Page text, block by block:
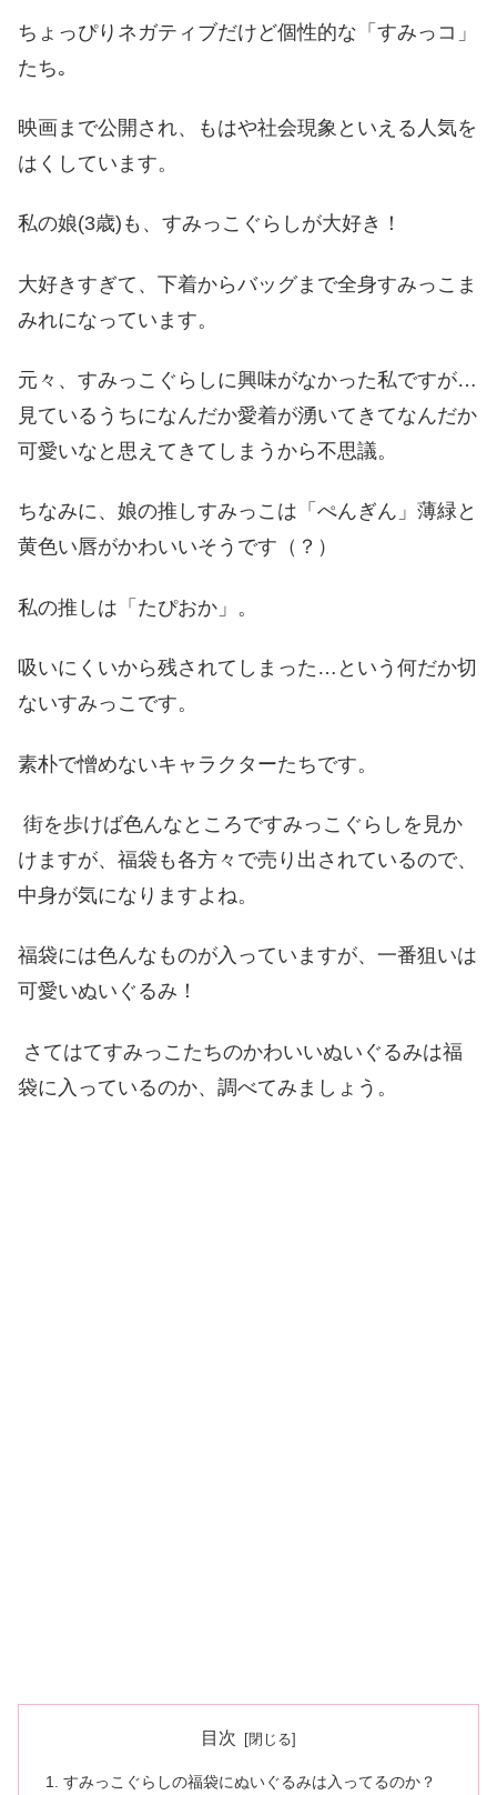
ちょっぴりネガティブだけど個性的な「 すみっコ」
たち｡
映画まで公開され、もはや社会現象といえる人気を
はくしています。
私の娘(3歳) も、すみっこぐらしが大好き！
大好きすぎて、下着からバッグまで全身すみっこま
みれになっています。
元々、すみっこぐらしに興味がなかった私ですが…
見ているうちになんだか愛着が湧いてきてなんだか
可愛いなと思えてきてしまうから不思議。
ちなみに、娘の推しすみっこは「 ぺんぎん」 薄緑と
黄色い唇がかわいいそうです（？）
私の推しは「 たぴおか」 。
吸いにくいから残されてしまった … という何だか切
ないすみっこです。
素朴で憎めないキャラクターたちです。
街を歩けば色んなところですみっこぐらしを見か
けますが、福袋も各方々で売り出されているので、
中身が気になりますよね。
福袋には色んなものが入っていますが、一番狙いは
可愛いぬいぐるみ！
さてはてすみっこたちのかわいいぬいぐるみは福
袋に入っているのか、調べてみましょう。
目次
すみっこぐらしの福袋にぬいぐるみは入ってるのか？